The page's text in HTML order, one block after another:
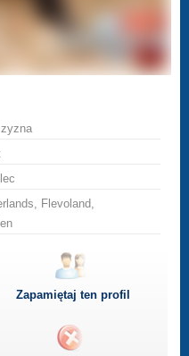
Flevoland,
Zapamiętaj ten profil